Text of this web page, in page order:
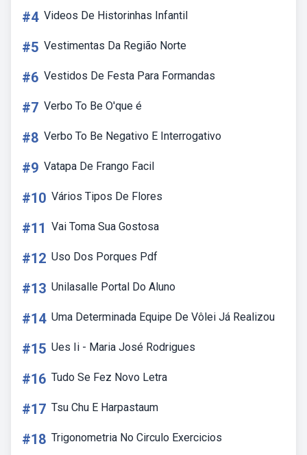
#4 Videos De Historinhas Infantil
#5 Vestimentas Da Região Norte
#6 Vestidos De Festa Para Formandas
#7 Verbo To Be O'que é
#8 Verbo To Be Negativo E Interrogativo
#9 Vatapa De Frango Facil
#10 Vários Tipos De Flores
#11 Vai Toma Sua Gostosa
#12 Uso Dos Porques Pdf
#13 Unilasalle Portal Do Aluno
#14 Uma Determinada Equipe De Vôlei Já Realizou
#15 Ues Ii - Maria José Rodrigues
#16 Tudo Se Fez Novo Letra
#17 Tsu Chu E Harpastaum
#18 Trigonometria No Circulo Exercicios